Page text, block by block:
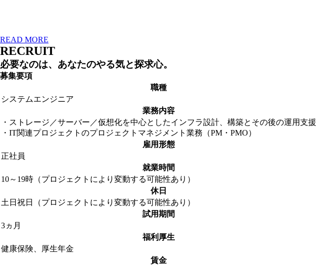
READ MORE
RECRUIT
必要なのは、あなたのやる気と探求心。
募集要項
職種
システムエンジニア
業務内容
・ストレージ／サーバー／仮想化を中心としたインフラ設計、構築とその後の運用支援
・IT関連プロジェクトのプロジェクトマネジメント業務（PM・PMO）
雇用形態
正社員
就業時間
10～19時（プロジェクトにより変動する可能性あり）
休日
土日祝日（プロジェクトにより変動する可能性あり）
試用期間
3ヵ月
福利厚生
健康保険、厚生年金
賃金